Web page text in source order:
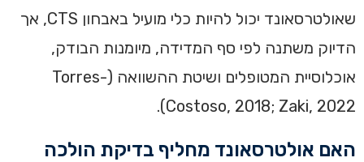
שאולטרסאונד יכול להיות כלי מועיל באבחון CTS, אך
הדיוק משתנה לפי סף המדידה, מיומנות הבודק,
אוכלוסיית המטופלים ושיטת ההשוואה (Torres-
Costoso, 2018; Zaki, 2022).
האם אולטרסאונד מחליף בדיקת הולכה